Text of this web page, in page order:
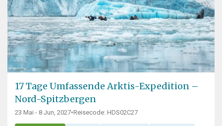
17 Tage Umfassende Arktis-Expedition –
Nord-Spitzbergen
23 Mai - 8 Jun, 2027•Reisecode: HDS02C27